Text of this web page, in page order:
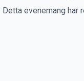
Detta evenemang har